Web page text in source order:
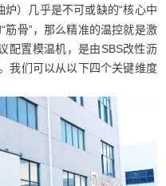
炉）几乎是不可或缺的“核心中
筋骨”，那么精准的温控就是激
配置模温机，是由SBS改性沥
我们可以从以下四个关键维度